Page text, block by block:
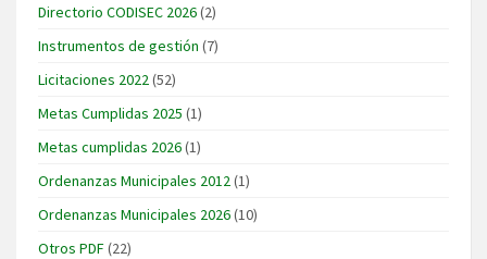
Directorio CODISEC 2026(2)
Instrumentos de gestión (7)
Licitaciones 2022(52)
Metas Cumplidas 2025 (1)
Metas cumplidas 2026(1)
Ordenanzas Municipales 2012(1)
Ordenanzas Municipales 2026(10)
Otros PDF(22)